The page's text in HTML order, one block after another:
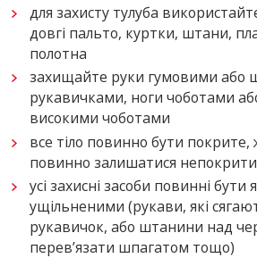
для захисту тулуба
довгі пальто, куртки, штани,
полотна
захищайте руки гумовими або
рукавичками, ноги чоботами
високими чоботами
все тіло повинно бути покрите,
повинно залишатися
усі захисні засоби повинні
ущільненими (рукави, які
рукавичок, або штанини над
перев’язати шпагатом тощо)